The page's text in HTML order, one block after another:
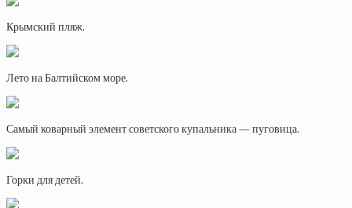
Крымский пляж.
Лето на Балтийском море.
Самый коварный элемент советского купальника — пуговица.
Горки для детей.